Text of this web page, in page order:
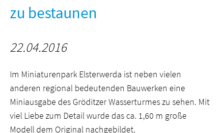
zu bestaunen
22.04.2016
Im Miniaturenpark Elsterwerda ist neben vielen
anderen regional bedeutenden Bauwerken eine
Miniausgabe des Gröditzer Wasserturmes zu sehen. Mit
viel Liebe zum Detail wurde das ca. 1,60 m große
Modell dem Original nachgebildet.